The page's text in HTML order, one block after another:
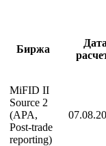
Биржа
Дата
MiFID II
Source 2
(APA,
Post-trade
reporting)